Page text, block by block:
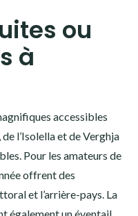
ou
à
accessibles
l’Isolella et de Verghja
Pour les amateurs de
offrent des
et l’arrière-pays. La